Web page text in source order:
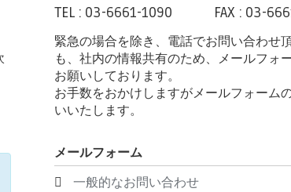
TEL : 03-6661-1090 FAX : 03-
緊急の場合を除き、電話でお問い合わせ
も、社内の情報共有のため、メールフォ
お願いしております。
お手数をおかけしますがメールフォーム
いいたします。
メールフォーム
一般的なお問い合わせ